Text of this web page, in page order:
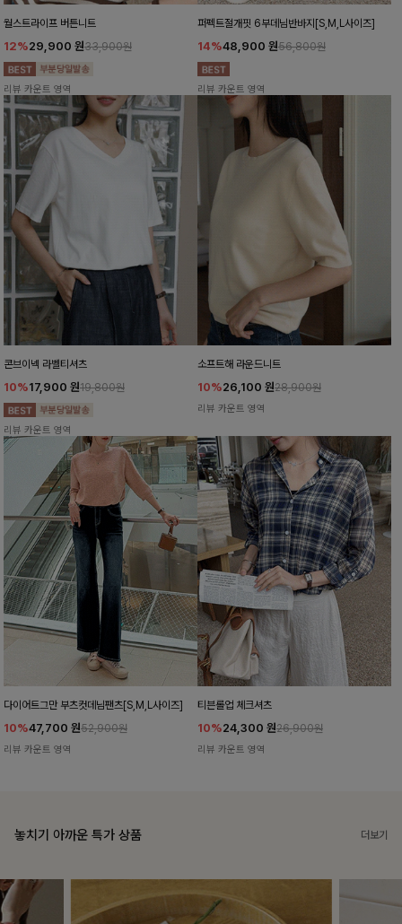
월스트라이프 버튼니트
12%29,900 원33,900원
리뷰 카운트 영역
퍼펙트절개핏 6부데님반바지[S,M,L사이즈]
14%48,900 원56,800원
리뷰 카운트 영역
콘브이넥 라벨티셔츠
10%17,900 원19,800원
리뷰 카운트 영역
소프트해 라운드니트
10%26,100 원28,900원
리뷰 카운트 영역
다이어트그만 부츠컷데님팬츠[S,M,L사이즈]
10%47,700 원52,900원
리뷰 카운트 영역
티븐롤업 체크셔츠
10%24,300 원26,900원
리뷰 카운트 영역
놓치기 아까운 특가 상품 더보기